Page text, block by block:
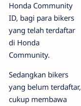
Honda Community
ID, bagi para bikers
yang telah terdaftar
di Honda
Community.
Sedangkan bikers
yang belum terdaftar,
cukup membawa